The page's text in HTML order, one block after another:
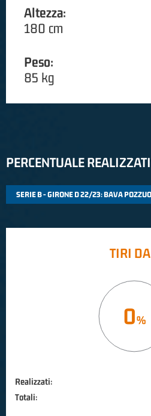
Altezza:
180 cm
Peso:
85 kg
PERCENTUALE
TIRI
0
Realizzati:
Totali: